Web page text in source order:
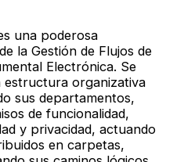
una poderosa
la Gestión de Flujos de
Electrónica. Se
estructura organizativa
sus departamentos,
de funcionalidad,
y privacidad, actuando
en carpetas,